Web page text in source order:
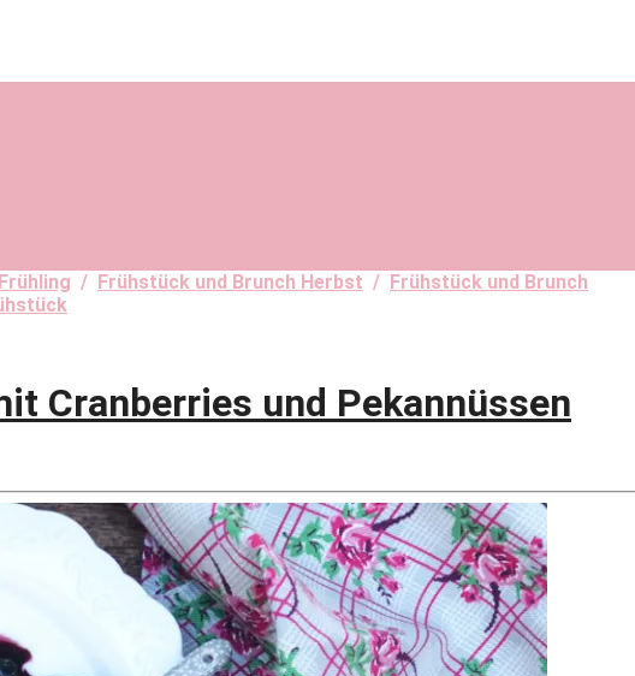
/ Frühstück und Brunch Herbst / Frühstück und Brunch
Cranberries und Pekannüssen